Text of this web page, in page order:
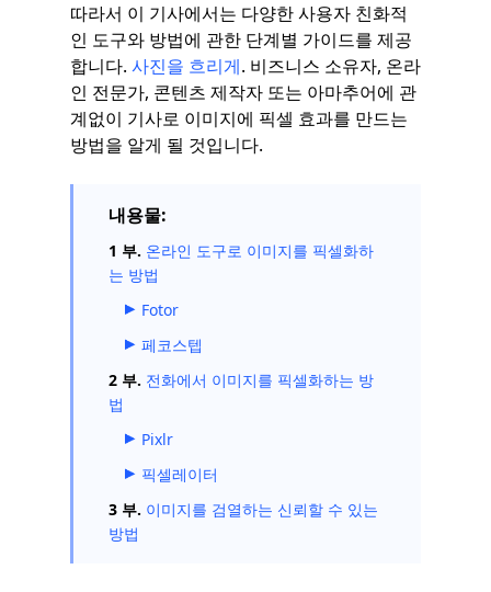
따라서 이 기사에서는 다양한 사용자 친화적
인 도구와 방법에 관한 단계별 가이드를 제공
합니다. 사진을 흐리게. 비즈니스 소유자, 온라
인 전문가, 콘텐츠 제작자 또는 아마추어에 관
계없이 기사로 이미지에 픽셀 효과를 만드는
방법을 알게 될 것입니다.
내용물:
1 부. 온라인 도구로 이미지를 픽셀화하
는 방법
Fotor
페코스텝
2 부. 전화에서 이미지를 픽셀화하는 방
법
Pixlr
픽셀레이터
3 부. 이미지를 검열하는 신뢰할 수 있는
방법